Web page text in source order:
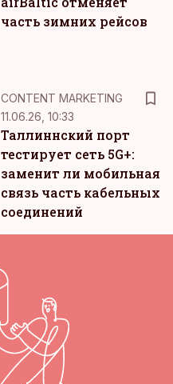
часть зимних рейсов
CONTENT MARKETING
11.06.26, 10:33
Таллиннский порт
тестирует сеть 5G+:
заменит ли мобильная
связь часть кабельных
соединений